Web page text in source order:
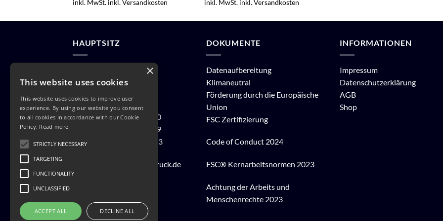
inkl. MwSt. inkl. Versandkosten inkl. MwSt. inkl. Versandkosten
HAUPTSITZ
Güterhofstraße 5
Tel: + 49 351 897 19 10
Tel: + 49 351 897 19 19
Fax: + 49 351 830 98 93
info@loessnitzdruck.de
DOKUMENTE
Datenaufbereitung
Klimaneutral
Förderung durch die Europäische
Union
FSC Zertifizierung
Code of Conduct 2024
FSC® Kernarbeitsnormen 2023
Achtung der Arbeits und
Menschenrechte 2023
INFORMATIONEN
Impressum
Datenschutzerklärung
AGB
Shop
This website uses cookies
This website uses cookies to improve user
experience. By using our website you consent
to all cookies in accordance with our Cookie
Policy. Read more
STRICTLY NECESSARY
TARGETING
FUNCTIONALITY
UNCLASSIFIED
ACCEPT ALL DECLINE ALL
×